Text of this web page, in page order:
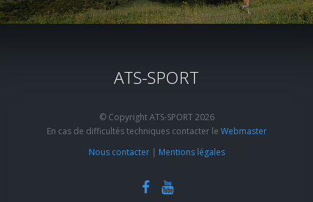
ATS-SPORT
© Copyright ATS-SPORT 2026
En cas de difficultés techniques contacter le Webmaster
Nous contacter| Mentions légales